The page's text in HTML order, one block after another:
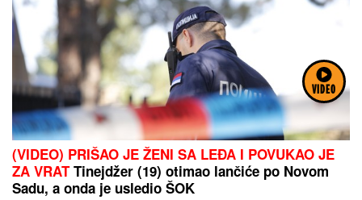
VIDEO
(VIDEO) PRIŠAO JE ŽENI SA LEĐA I POVUKAO JE
ZA VRATTinejdžer (19) otimao lančiće po Novom
Sadu, a onda je usledio ŠOK